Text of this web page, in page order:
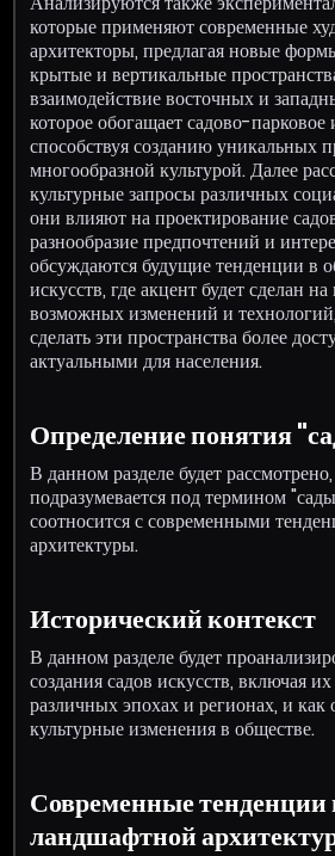
которые применяют современные
архитекторы, предлагая новые
крытые и вертикальные
взаимодействие восточных и
которое обогащает садово-парковое
способствуя созданию уникальных
многообразной культурой. Далее
культурные запросы различных
они влияют на проектирование
разнообразие предпочтений и
обсуждаются будущие тенденции в
искусств, где акцент будет сделан
возможных изменений и
сделать эти пространства более
актуальными для населения.
Определение понятия
В данном разделе будет
подразумевается под термином
соотносится с современными
архитектуры.
Исторический контекст
В данном разделе будет
создания садов искусств, включая
различных эпохах и регионах, и
культурные изменения в обществе.
Современные тенденции
ландшафтной